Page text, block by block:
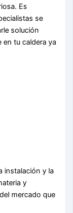
Es
se
solución
en tu caldera ya
instalación y la
y
mercado que